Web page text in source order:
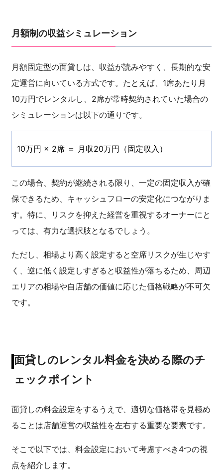
月額制の収益シミュレーション
月額固定型の面貸しは、収益が読みやすく、長期的な安
定運営に向いている方式です。たとえば、1席あたり月
10万円でレンタルし、2席が常時契約されていた場合の
シミュレーションは以下の通りです。
10万円 × 2席 ＝ 月収20万円（固定収入）
この場合、契約が継続される限り、一定の固定収入が確
保できるため、キャッシュフローの安定化につながりま
す。特に、リスクを抑えた経営を重視するオーナーにと
っては、有力な選択肢となるでしょう。
ただし、相場より高く設定すると空席リスクが生じやす
く、逆に低く設定しすぎると収益性が落ちるため、周辺
エリアの相場や自店舗の価値に応じた価格戦略が不可欠
です。
面貸しのレンタル料金を決める際のチ
ェックポイント
面貸しの料金設定をするうえで、適切な価格帯を見極め
ることは店舗運営の収益性を左右する重要な要素です。
そこで以下では、料金設定において考慮すべき4つの視
点を紹介します。